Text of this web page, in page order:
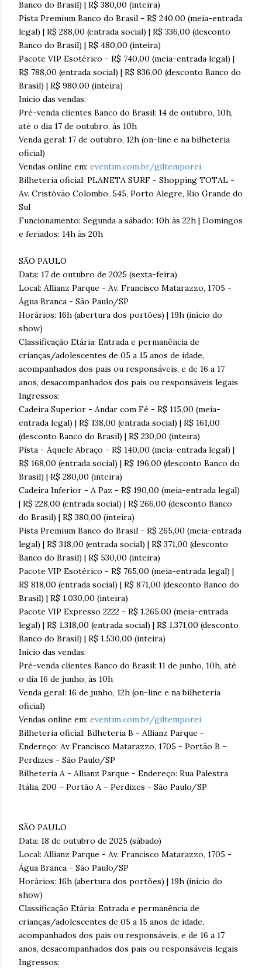
Banco do Brasil) | R$ 380,00 (inteira)
Pista Premium Banco do Brasil - R$ 240,00 (meia-entrada
legal) | R$ 288,00 (entrada social) | R$ 336,00 (desconto
Banco do Brasil) | R$ 480,00 (inteira)
Pacote VIP Esotérico - R$ 740,00 (meia-entrada legal) |
R$ 788,00 (entrada social) | R$ 836,00 (desconto Banco do
Brasil) | R$ 980,00 (inteira)
Início das vendas:
Pré-venda clientes Banco do Brasil: 14 de outubro, 10h,
até o dia 17 de outubro, às 10h
Venda geral: 17 de outubro, 12h (on-line e na bilheteria
oficial)
Vendas online em: eventim.com.br/giltemporei
Bilheteria oficial: PLANETA SURF - Shopping TOTAL -
Av. Cristóvão Colombo, 545, Porto Alegre, Rio Grande do
Sul
Funcionamento: Segunda a sábado: 10h às 22h | Domingos
e feriados: 14h às 20h
SÃO PAULO
Data: 17 de outubro de 2025 (sexta-feira)
Local: Allianz Parque - Av. Francisco Matarazzo, 1705 -
Água Branca - São Paulo/SP
Horários: 16h (abertura dos portões) | 19h (início do
show)
Classificação Etária: Entrada e permanência de
crianças/adolescentes de 05 a 15 anos de idade,
acompanhados dos pais ou responsáveis, e de 16 a 17
anos, desacompanhados dos pais ou responsáveis legais
Ingressos:
Cadeira Superior - Andar com Fé - R$ 115,00 (meia-
entrada legal) | R$ 138,00 (entrada social) | R$ 161,00
(desconto Banco do Brasil) | R$ 230,00 (inteira)
Pista - Aquele Abraço - R$ 140,00 (meia-entrada legal) |
R$ 168,00 (entrada social) | R$ 196,00 (desconto Banco do
Brasil) | R$ 280,00 (inteira)
Cadeira Inferior - A Paz - R$ 190,00 (meia-entrada legal)
| R$ 228,00 (entrada social) | R$ 266,00 (desconto Banco
do Brasil) | R$ 380,00 (inteira)
Pista Premium Banco do Brasil - R$ 265,00 (meia-entrada
legal) | R$ 318,00 (entrada social) | R$ 371,00 (desconto
Banco do Brasil) | R$ 530,00 (inteira)
Pacote VIP Esotérico - R$ 765,00 (meia-entrada legal) |
R$ 818,00 (entrada social) | R$ 871,00 (desconto Banco do
Brasil) | R$ 1.030,00 (inteira)
Pacote VIP Expresso 2222 - R$ 1.265,00 (meia-entrada
legal) | R$ 1.318,00 (entrada social) | R$ 1.371,00 (desconto
Banco do Brasil) | R$ 1.530,00 (inteira)
Início das vendas:
Pré-venda clientes Banco do Brasil: 11 de junho, 10h, até
o dia 16 de junho, às 10h
Venda geral: 16 de junho, 12h (on-line e na bilheteria
oficial)
Vendas online em: eventim.com.br/giltemporei
Bilheteria oficial: Bilheteria B - Allianz Parque -
Endereço: Av Francisco Matarazzo, 1705 - Portão B –
Perdizes - São Paulo/SP
Bilheteria A - Allianz Parque - Endereço: Rua Palestra
Itália, 200 – Portão A – Perdizes - São Paulo/SP
SÃO PAULO
Data: 18 de outubro de 2025 (sábado)
Local: Allianz Parque - Av. Francisco Matarazzo, 1705 -
Água Branca - São Paulo/SP
Horários: 16h (abertura dos portões) | 19h (início do
show)
Classificação Etária: Entrada e permanência de
crianças/adolescentes de 05 a 15 anos de idade,
acompanhados dos pais ou responsáveis, e de 16 a 17
anos, desacompanhados dos pais ou responsáveis legais
Ingressos: